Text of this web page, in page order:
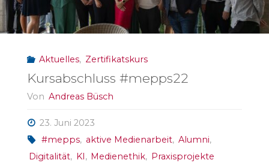
Aktuelles, Zertifikatskurs
Kursabschluss #mepps22
Von Andreas Büsch
23. Juni 2023
#mepps, aktive Medienarbeit, Alumni,
Digitalität, KI, Medienethik, Praxisprojekte